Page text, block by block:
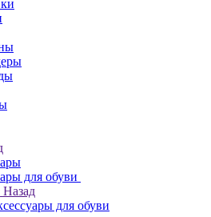
для обуви
Назад
для обуви